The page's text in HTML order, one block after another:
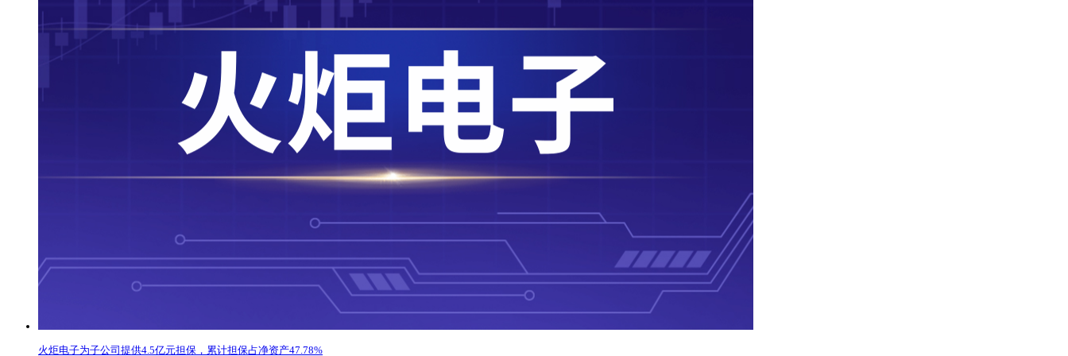
火炬电子为子公司提供4.5亿元担保，累计担保占净资产47.78%